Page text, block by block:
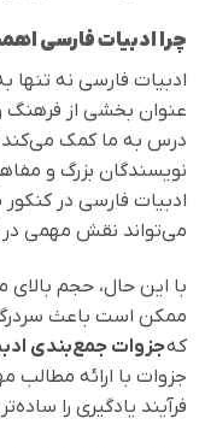
چرا ادبیات فارسی
ادبیات فارسی نه
عنوان بخشی از
درس به ما کمک می‌کند
نویسندگان بزرگ و
ادبیات فارسی در
می‌تواند نقش مهمی در
با این حال، حجم
ممکن است باعث
کهجزوات جمع‌بندی
جزوات با ارائه
فرآیند یادگیری را